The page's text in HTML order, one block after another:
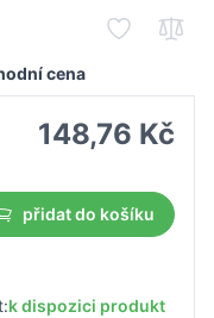
cena
148,76 Kč
přidat do košíku
k dispozici produkt